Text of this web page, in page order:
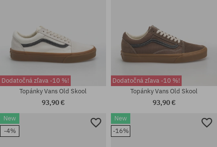
Dostupné veľkosti:
41; 42; 42.5; 43; 44; 44.5; 45;
Dostupné veľkosti:
41; 42; 42.5; 43; 44; 44.5; 45;
Dodatočná zľava -10 %!
Topánky Vans Old Skool
93,90 €
Dodatočná zľava -10 %!
Topánky Vans Old Skool
93,90 €
New
-4%
New
-16%